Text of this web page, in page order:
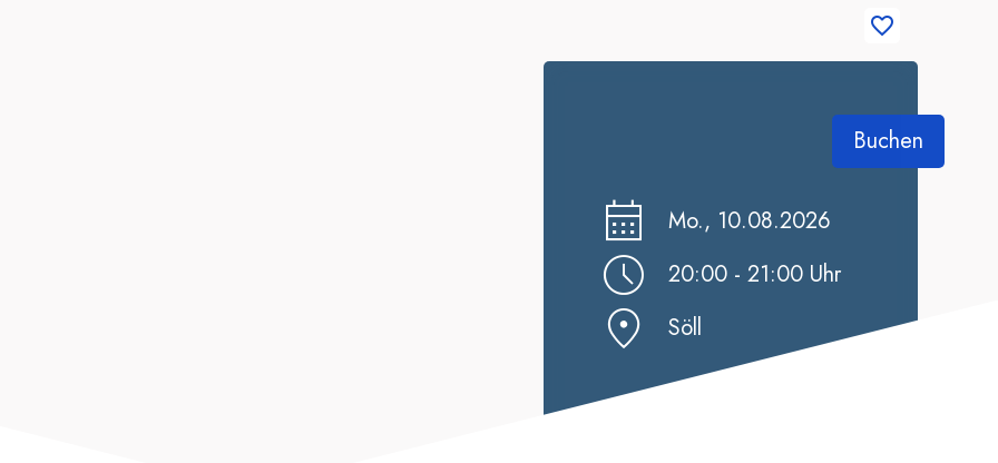
Buchen
Mo., 10.08.2026
20:00 - 21:00 Uhr
Söll